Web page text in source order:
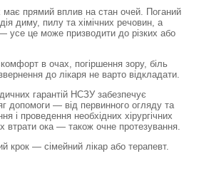
має прямий вплив на стан очей. Поганий
диму, пилу та хімічних речовин, а
усе це може призводити до різких або
в очах, погіршення зору, біль
до лікаря не варто відкладати.
гарантій НСЗУ забезпечує
допомоги — від первинного огляду та
і проведення необхідних хірургічних
втрати ока — також очне протезування.
крок — сімейний лікар або терапевт.